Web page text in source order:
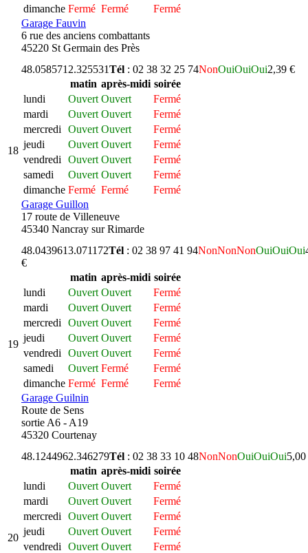
dimanche Fermé Fermé
Fermé
Garage Fauvin
6 rue des anciens combattants
45220 St Germain des Près
18
48.058571 2.325531Tél : 02 38 32 25 74NonOuiOuiOui2,39 €
matin après-midi soirée
lundi
Ouvert Ouvert
Fermé
mardi
Ouvert Ouvert
Fermé
mercredi
Ouvert Ouvert
Fermé
jeudi
Ouvert Ouvert
Fermé
vendredi
Ouvert Ouvert
Fermé
samedi
Ouvert Ouvert
Fermé
dimanche Fermé Fermé
Fermé
Garage Guillon
17 route de Villeneuve
45340 Nancray sur Rimarde
19
48.0439613.071172Tél : 02 38 97 41 94NonNonNonOuiOuiOui
€
matin après-midi soirée
lundi
Ouvert Ouvert
Fermé
mardi
Ouvert Ouvert
Fermé
mercredi
Ouvert Ouvert
Fermé
jeudi
Ouvert Ouvert
Fermé
vendredi
Ouvert Ouvert
Fermé
samedi
Ouvert Fermé
Fermé
dimanche Fermé Fermé
Fermé
Garage Guilnin
Route de Sens
sortie A6 - A19
45320 Courtenay
20
48.1244962.346279Tél : 02 38 33 10 48NonNonOuiOuiOui5,00
matin après-midi soirée
lundi
Ouvert Ouvert
Fermé
mardi
Ouvert Ouvert
Fermé
mercredi
Ouvert Ouvert
Fermé
jeudi
Ouvert Ouvert
Fermé
vendredi
Ouvert Ouvert
Fermé